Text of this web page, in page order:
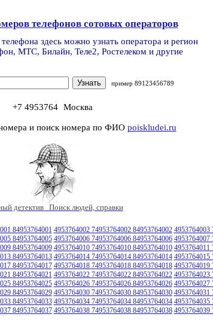
телефонов сотовых операторов
здесь можно узнать оператора и регион
МТС, Билайн, Теле2, Ростелеком и другие
пример 89123456789
+7 4953764 Москва
и поиск номера по ФИО poiskludei.ru
детектив Поиск людей, справки
84953764001 4953764002 74953764002 84953764002 4953764003
84953764005 4953764006 74953764006 84953764006 4953764007
84953764009 4953764010 74953764010 84953764010 4953764011
84953764013 4953764014 74953764014 84953764014 4953764015
84953764017 4953764018 74953764018 84953764018 4953764019
84953764021 4953764022 74953764022 84953764022 4953764023
84953764025 4953764026 74953764026 84953764026 4953764027
84953764029 4953764030 74953764030 84953764030 4953764031
84953764033 4953764034 74953764034 84953764034 4953764035
84953764037 4953764038 74953764038 84953764038 4953764039